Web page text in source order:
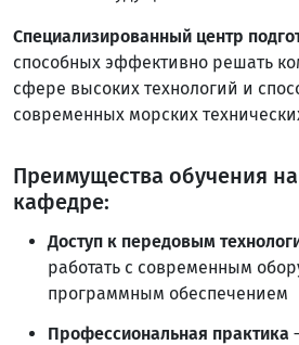
Cпециализированный центр
способных эффективно решать
сфере высоких технологий и
современных морских
Преимущества обучения
кафедре:
Доступ к передовым
работать с современным
программным обеспечением
Профессиональная практика